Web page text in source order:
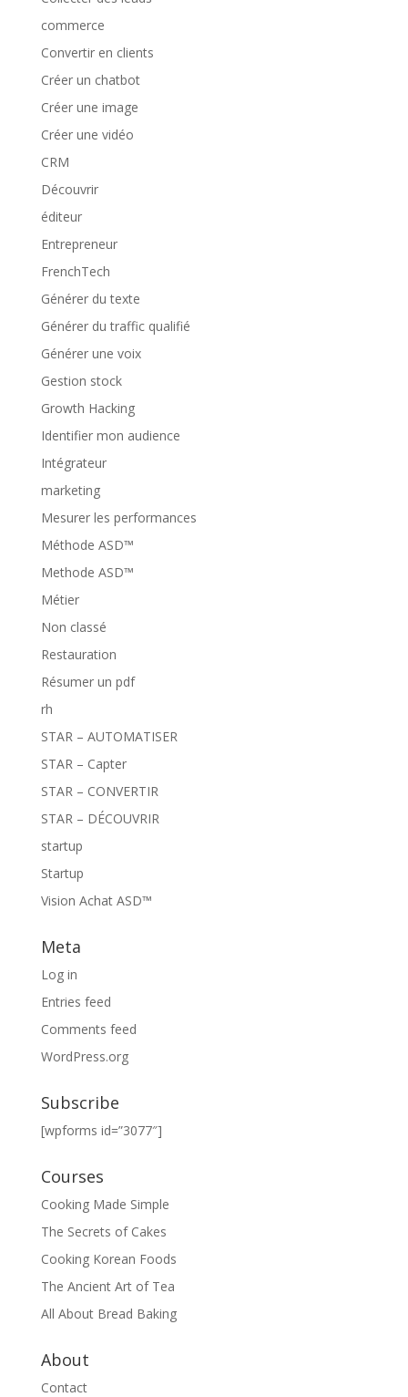
commerce
Convertir en clients
Créer un chatbot
Créer une image
Créer une vidéo
CRM
Découvrir
éditeur
Entrepreneur
FrenchTech
Générer du texte
Générer du traffic qualifié
Générer une voix
Gestion stock
Growth Hacking
Identifier mon audience
Intégrateur
marketing
Mesurer les performances
Méthode ASD™
Methode ASD™
Métier
Non classé
Restauration
Résumer un pdf
rh
STAR – AUTOMATISER
STAR – Capter
STAR – CONVERTIR
STAR – DÉCOUVRIR
startup
Startup
Vision Achat ASD™
Meta
Log in
Entries feed
Comments feed
WordPress.org
Subscribe
[wpforms id=”3077″]
Courses
Cooking Made Simple
The Secrets of Cakes
Cooking Korean Foods
The Ancient Art of Tea
All About Bread Baking
About
Contact